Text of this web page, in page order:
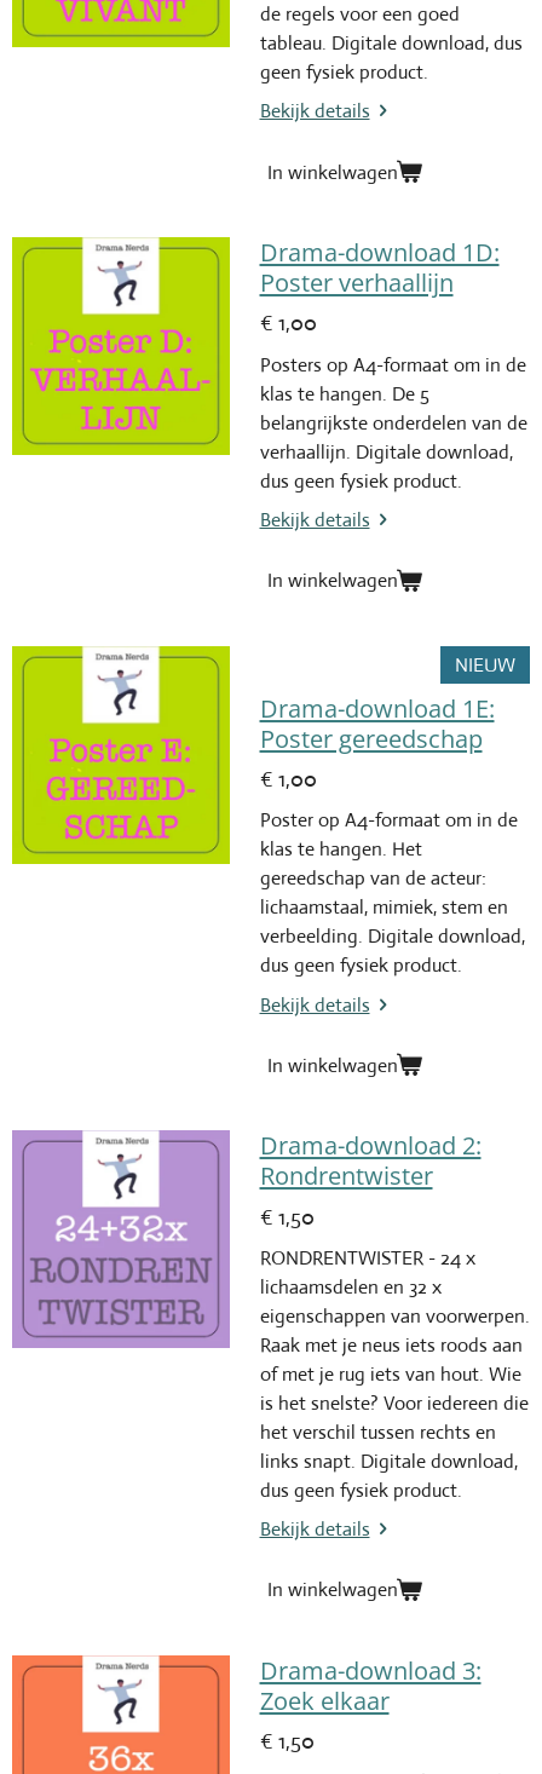
de regels voor een goed
tableau. Digitale download, dus
geen fysiek product.
Bekijk details
In winkelwagen
Drama-download 1D:
Poster verhaallijn
€ 1,00
Posters op A4-formaat om in de
klas te hangen. De 5
belangrijkste onderdelen van de
verhaallijn. Digitale download,
dus geen fysiek product.
Bekijk details
In winkelwagen
NIEUW
Drama-download 1E:
Poster gereedschap
€ 1,00
Poster op A4-formaat om in de
klas te hangen. Het
gereedschap van de acteur:
lichaamstaal, mimiek, stem en
verbeelding. Digitale download,
dus geen fysiek product.
Bekijk details
In winkelwagen
Drama-download 2:
Rondrentwister
€ 1,50
RONDRENTWISTER - 24 x
lichaamsdelen en 32 x
eigenschappen van voorwerpen.
Raak met je neus iets roods aan
of met je rug iets van hout. Wie
is het snelste? Voor iedereen die
het verschil tussen rechts en
links snapt. Digitale download,
dus geen fysiek product.
Bekijk details
In winkelwagen
Drama-download 3:
Zoek elkaar
€ 1,50